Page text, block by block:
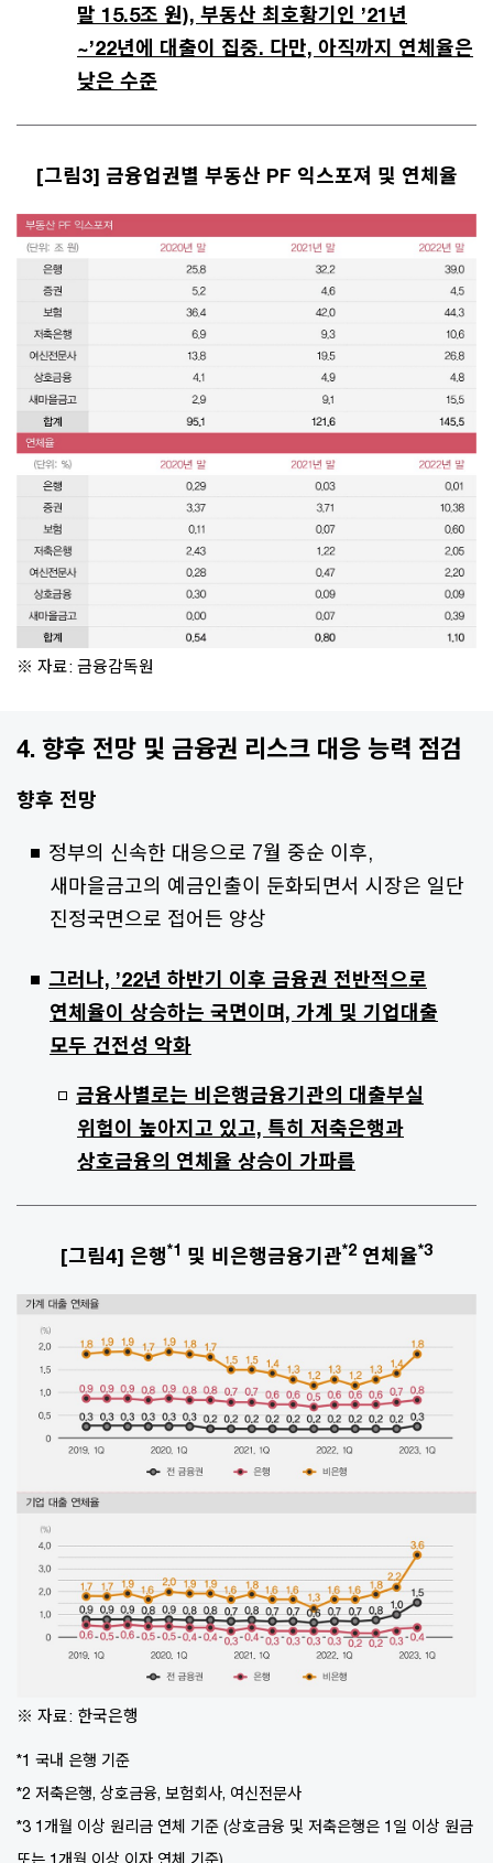
말 15.5조 원), 부동산 최호황기인 ’21년
~’22년에 대출이 집중. 다만, 아직까지 연체율은
낮은 수준
[그림3] 금융업권별 부동산 PF 익스포져 및 연체율
※ 자료: 금융감독원
4. 향후 전망 및 금융권 리스크 대응 능력 점검
향후 전망
정부의 신속한 대응으로 7월 중순 이후,
새마을금고의 예금인출이 둔화되면서 시장은 일단
진정국면으로 접어든 양상
그러나, ’22년 하반기 이후 금융권 전반적으로
연체율이 상승하는 국면이며, 가계 및 기업대출
모두 건전성 악화
금융사별로는 비은행금융기관의 대출부실
위험이 높아지고 있고, 특히 저축은행과
상호금융의 연체율 상승이 가파름
[그림4] 은행*1 및 비은행금융기관*2 연체율*3
※ 자료: 한국은행
*1 국내 은행 기준
*2 저축은행, 상호금융, 보험회사, 여신전문사
*3 1개월 이상 원리금 연체 기준 (상호금융 및 저축은행은 1일 이상 원금
또는 1개월 이상 이자 연체 기준)